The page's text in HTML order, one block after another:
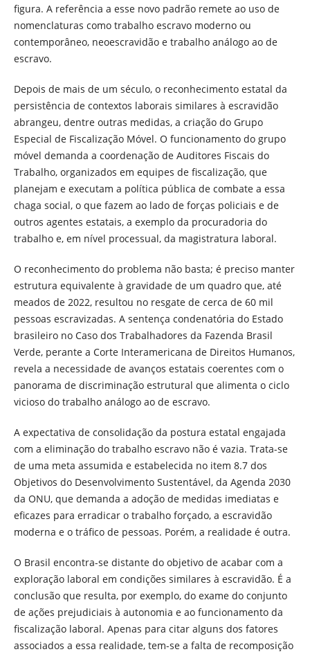
figura. A referência a esse novo padrão remete ao uso de
nomenclaturas como trabalho escravo moderno ou
contemporâneo, neoescravidão e trabalho análogo ao de
escravo.
Depois de mais de um século, o reconhecimento estatal da
persistência de contextos laborais similares à escravidão
abrangeu, dentre outras medidas, a criação do Grupo
Especial de Fiscalização Móvel. O funcionamento do grupo
móvel demanda a coordenação de Auditores Fiscais do
Trabalho, organizados em equipes de fiscalização, que
planejam e executam a política pública de combate a essa
chaga social, o que fazem ao lado de forças policiais e de
outros agentes estatais, a exemplo da procuradoria do
trabalho e, em nível processual, da magistratura laboral.
O reconhecimento do problema não basta; é preciso manter
estrutura equivalente à gravidade de um quadro que, até
meados de 2022, resultou no resgate de cerca de 60 mil
pessoas escravizadas. A sentença condenatória do Estado
brasileiro no Caso dos Trabalhadores da Fazenda Brasil
Verde, perante a Corte Interamericana de Direitos Humanos,
revela a necessidade de avanços estatais coerentes com o
panorama de discriminação estrutural que alimenta o ciclo
vicioso do trabalho análogo ao de escravo.
A expectativa de consolidação da postura estatal engajada
com a eliminação do trabalho escravo não é vazia. Trata-se
de uma meta assumida e estabelecida no item 8.7 dos
Objetivos do Desenvolvimento Sustentável, da Agenda 2030
da ONU, que demanda a adoção de medidas imediatas e
eficazes para erradicar o trabalho forçado, a escravidão
moderna e o tráfico de pessoas. Porém, a realidade é outra.
O Brasil encontra-se distante do objetivo de acabar com a
exploração laboral em condições similares à escravidão. É a
conclusão que resulta, por exemplo, do exame do conjunto
de ações prejudiciais à autonomia e ao funcionamento da
fiscalização laboral. Apenas para citar alguns dos fatores
associados a essa realidade, tem-se a falta de recomposição